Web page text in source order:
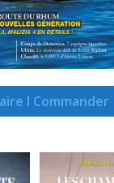
I Commander